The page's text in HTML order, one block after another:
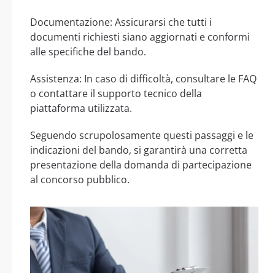
Documentazione: Assicurarsi che tutti i
documenti richiesti siano aggiornati e conformi
alle specifiche del bando.
Assistenza: In caso di difficoltà, consultare le FAQ
o contattare il supporto tecnico della
piattaforma utilizzata.
Seguendo scrupolosamente questi passaggi e le
indicazioni del bando, si garantirà una corretta
presentazione della domanda di partecipazione
al concorso pubblico.